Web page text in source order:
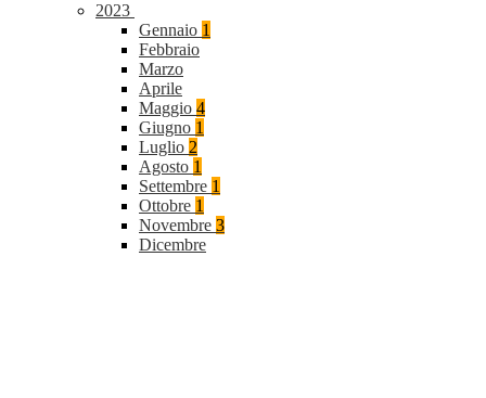
2023
Gennaio 1
Febbraio
Marzo
Aprile
Maggio 4
Giugno 1
Luglio 2
Agosto 1
Settembre 1
Ottobre 1
Novembre 3
Dicembre